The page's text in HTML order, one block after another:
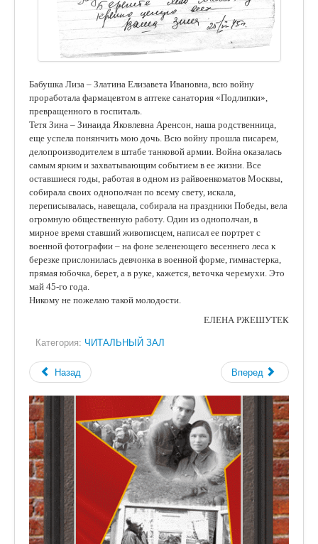
Бабушка Лиза – Златина Елизавета Ивановна, всю войну
проработала фармацевтом в аптеке санатория «Подлипки»,
превращенного в госпиталь.
Тетя Зина – Зинаида Яковлевна Аренсон, наша родственница,
еще успела понянчить мою дочь. Всю войну прошла писарем,
делопроизводителем в штабе танковой армии. Война оказалась
самым ярким и захватывающим событием в ее жизни. Все
оставшиеся годы, работая в одном из райвоенкоматов Москвы,
собирала своих однополчан по всему свету, искала,
переписывалась, навещала, собирала на праздники Победы, вела
огромную общественную работу. Один из однополчан, в
мирное время ставший живописцем, написал ее портрет с
военной фотографии – на фоне зеленеющего весеннего леса к
березке прислонилась девчонка в военной форме, гимнастерка,
прямая юбочка, берет, а в руке, кажется, веточка черемухи. Это
май 45-го года.
Никому не пожелаю такой молодости.
ЕЛЕНА РЖЕШУТЕК
Категория: ЧИТАЛЬНЫЙ ЗАЛ
Назад Вперед